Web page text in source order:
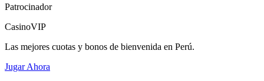
Patrocinador
CasinoVIP
Las mejores cuotas y bonos de bienvenida en Perú.
Jugar Ahora